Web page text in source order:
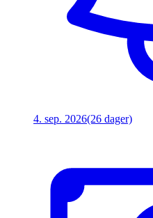
4. sep. 2026(26 dager)